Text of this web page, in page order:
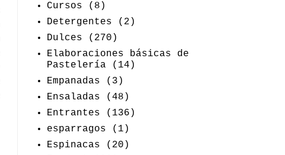
Cursos
(8)
Detergentes
(2)
Dulces
(270)
Elaboraciones básicas de
Pastelería
(14)
Empanadas
(3)
Ensaladas
(48)
Entrantes
(136)
esparragos
(1)
Espinacas
(20)